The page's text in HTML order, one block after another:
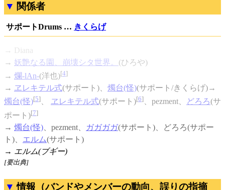
関係者
サポートDrums … きくらげ
→ Diana
→ 妖艶なる園、崩壊シタ世界。 (ひろや)
→ 爛-lAn-(洋也)[4]
→ ヱレキテル式(サポート)、 燭台(怪)(サポート/きくらげ)→
燭台(怪)[5]、 ヱレキテル式(サポート)[6]、pezment、 どろろ(サ
ポート)[7]
→ 燭台(怪) 、pezment、 ガガガガ(サポート)、どろろ(サポー
ト)、 エルム(サポート)
→ エルム(ブギー)
[要出典]
情報（バンドやメンバーの動向、誤りの指摘